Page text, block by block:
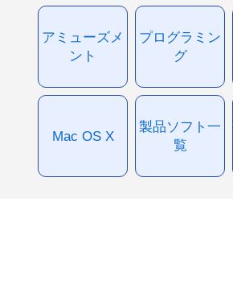
アミューズメ
ント
プログラミン
グ
Mac OS X
製品ソフト一
覧